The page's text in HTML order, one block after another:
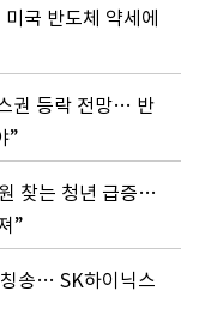
국 반도체 약세에
권 등락 전망… 반
”
찾는 청년 급증…
”
칭송… SK하이닉스